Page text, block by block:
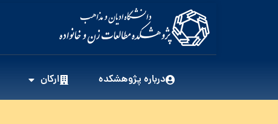
درباره پژوهشکده ارکان